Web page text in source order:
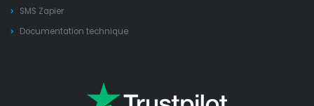
SMS Zapier
Documentation technique